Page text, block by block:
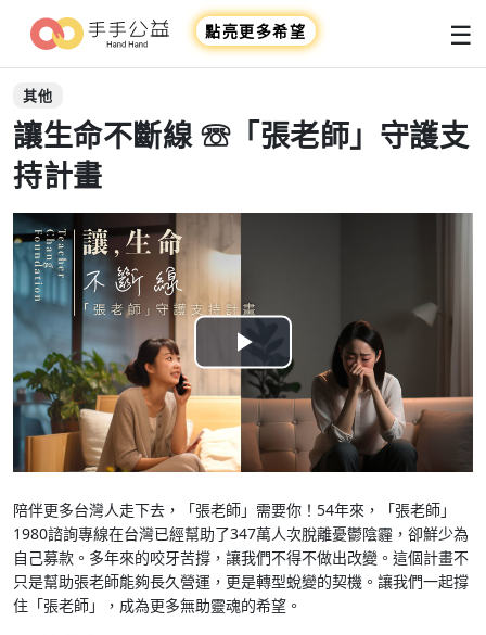
點亮更多希望 ☰
其他
讓生命不斷線 ☏「張老師」守護支
持計畫
Play
Video
陪伴更多台灣人走下去，「張老師」需要你！54年來，「張老師」
1980諮詢專線在台灣已經幫助了347萬人次脫離憂鬱陰霾，卻鮮少為
自己募款。多年來的咬牙苦撐，讓我們不得不做出改變。這個計畫不
只是幫助張老師能夠長久營運，更是轉型蛻變的契機。讓我們一起撐
住「張老師」，成為更多無助靈魂的希望。